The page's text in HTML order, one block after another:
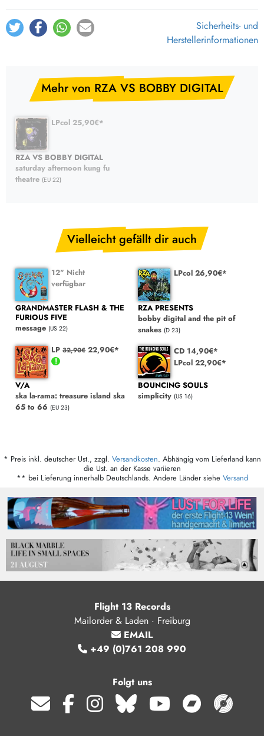
Sicherheits- und
Herstellerinformationen
Mehr von RZA VS BOBBY DIGITAL
LPcol 25,90€*
RZA VS BOBBY DIGITAL
saturday afternoon kung fu
theatre (EU 22)
Vielleicht gefällt dir auch
12" Nicht
verfügbar
GRANDMASTER FLASH & THE
FURIOUS FIVE
message (US 22)
LPcol 26,90€*
RZA PRESENTS
bobby digital and the pit of
snakes (D 23)
LP32,90€22,90€*
V/A
ska la-rama: treasure island ska
65 to 66 (EU 23)
CD 14,90€*
LPcol 22,90€*
BOUNCING SOULS
simplicity (US 16)
* Preis inkl. deutscher Ust., zzgl. Versandkosten. Abhängig vom Lieferland kann
die Ust. an der Kasse variieren
** bei Lieferung innerhalb Deutschlands. Andere Länder siehe Versand
Flight 13 Records
Mailorder & Laden · Freiburg
EMAIL
+49 (0)761 208 990
Folgt uns